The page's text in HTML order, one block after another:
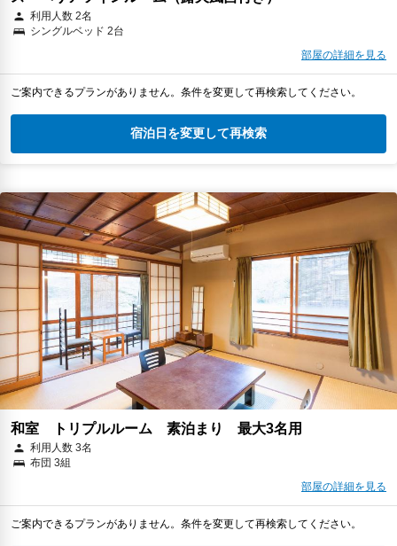
利用人数 2名
シングルベッド 2台
部屋の詳細を見る
ご案内できるプランがありません。条件を変更して再検索してください。
宿泊日を変更して再検索
和室 トリプルルーム 素泊まり 最大3名用
利用人数 3名
布団 3組
部屋の詳細を見る
ご案内できるプランがありません。条件を変更して再検索してください。